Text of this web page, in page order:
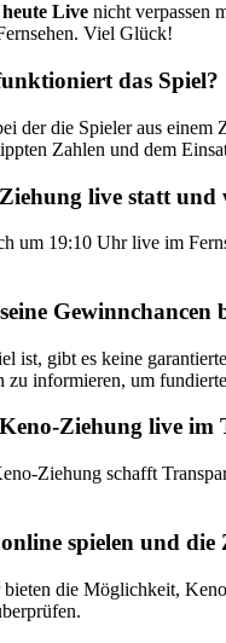
Live nicht verpassen
Viel Glück!
das Spiel?
der die Spieler aus
Zahlen und dem
live statt und
um 19:10 Uhr live im
Gewinnchancen
ist, gibt es keine
zu informieren, um
Ziehung live im
Ziehung schafft
spielen und die
die Möglichkeit,